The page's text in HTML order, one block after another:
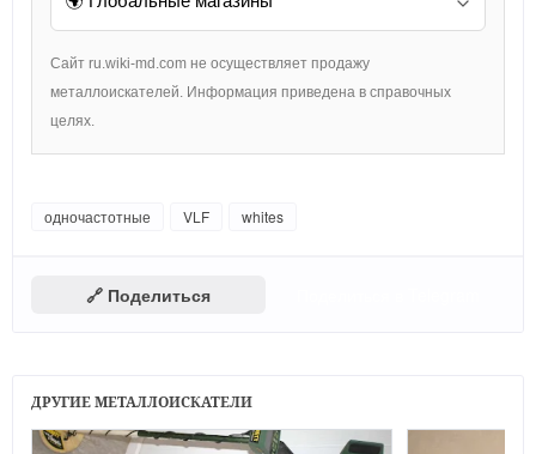
Сайт ru.wiki-md.com не осуществляет продажу
металлоискателей. Информация приведена в справочных
целях.
одночастотные VLF whites
🔗 Поделиться
ДРУГИЕ МЕТАЛЛОИСКАТЕЛИ